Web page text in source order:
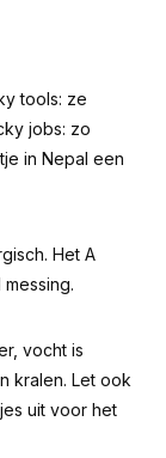
tools: ze
jobs: zo
in Nepal een
Het A
vocht is
kralen. Let ook
uit voor het